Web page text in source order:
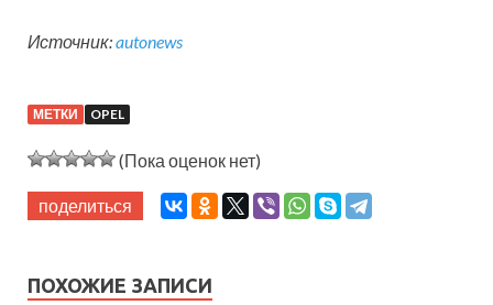
Источник:autonews
МЕТКИ OPEL
(Пока оценок нет)
поделиться
ПОХОЖИЕ ЗАПИСИ